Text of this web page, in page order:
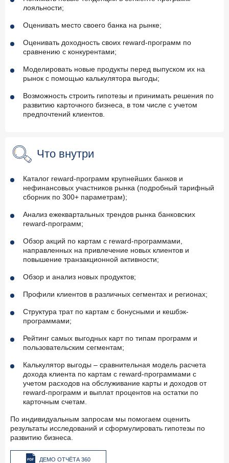
лояльности;
Оценивать место своего банка на рынке;
Оценивать доходность своих reward-программ по
сравнению с конкурентами;
Моделировать новые продукты перед выпуском их на
рынок с помощью калькулятора выгоды;
Возможность строить гипотезы и принимать решения по
развитию карточного бизнеса, в том числе с учетом
предпочтений клиентов.
Что внутри
Каталог reward-программ крупнейших банков и
нефинансовых участников рынка (подробный тарифный
сборник по 300+ параметрам);
Анализ ежеквартальных трендов рынка банковских
reward-программ;
Обзор акций по картам с reward-программами,
направленных на привлечение новых клиентов и
повышение транзакционной активности;
Обзор и анализ новых продуктов;
Профили клиентов в различных сегментах и регионах;
Структура трат по картам с бонусными и кешбэк-
программами;
Рейтинг самых выгодных карт по типам программ и
пользовательским сегментам;
Калькулятор выгоды – сравнительная модель расчета
дохода клиента по картам с reward-программами с
учетом расходов на обслуживание карты и доходов от
reward-программ и выплат процентов на остатки по
карточным счетам.
По индивидуальным запросам мы помогаем оценить
результаты исследований и сформулировать гипотезы по
развитию бизнеса.
ДЕМО ОТЧЁТА 360